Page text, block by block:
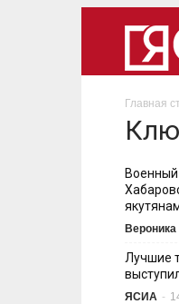
Главная
Военный
Лучшие
ЯСИА -